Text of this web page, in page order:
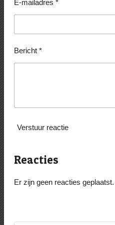
E-mailadres *
Bericht *
Verstuur reactie
Reacties
Er zijn geen reacties geplaatst.